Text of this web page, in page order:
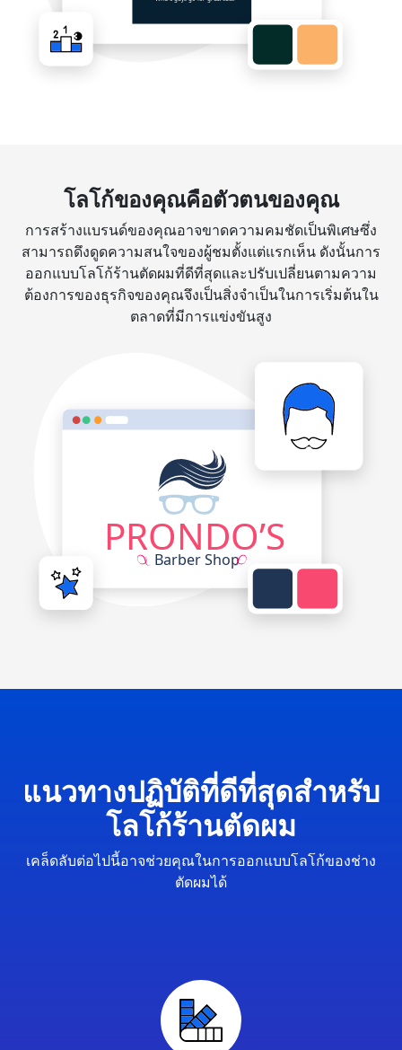
โลโก้ของคุณคือตัวตนของคุณ
การสร้างแบรนด์ของคุณอาจขาดความคมชัดเป็นพิเศษซึ่ง
สามารถดึงดูดความสนใจของผู้ชมตั้งแต่แรกเห็น ดังนั้นการ
ออกแบบโลโก้ร้านตัดผมที่ดีที่สุดและปรับเปลี่ยนตามความ
ต้องการของธุรกิจของคุณจึงเป็นสิ่งจำเป็นในการเริ่มต้นใน
ตลาดที่มีการแข่งขันสูง
แนวทางปฏิบัติที่ดีที่สุดสำหรับ
โลโก้ร้านตัดผม
เคล็ดลับต่อไปนี้อาจช่วยคุณในการออกแบบโลโก้ของช่าง
ตัดผมได้